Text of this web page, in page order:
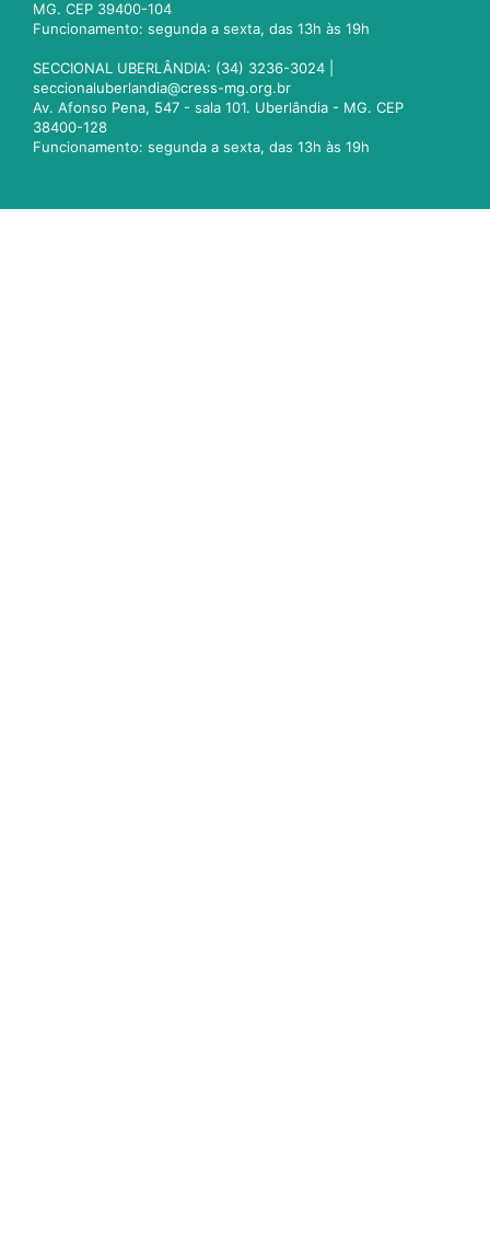
MG. CEP 39400-104
Funcionamento: segunda a sexta, das 13h às 19h
SECCIONAL UBERLÂNDIA: (34) 3236-3024 |
seccionaluberlandia@cress-mg.org.br
Av. Afonso Pena, 547 - sala 101. Uberlândia - MG. CEP
38400-128
Funcionamento: segunda a sexta, das 13h às 19h